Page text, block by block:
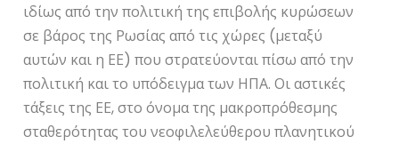
ιδίως από την πολιτική της επιβολής κυρώσεων
σε βάρος της Ρωσίας από τις χώρες (μεταξύ
αυτών και η ΕΕ) που στρατεύονται πίσω από την
πολιτική και το υπόδειγμα των ΗΠΑ. Οι αστικές
τάξεις της ΕΕ, στο όνομα της μακροπρόθεσμης
σταθερότητας του νεοφιλελεύθερου πλανητικού